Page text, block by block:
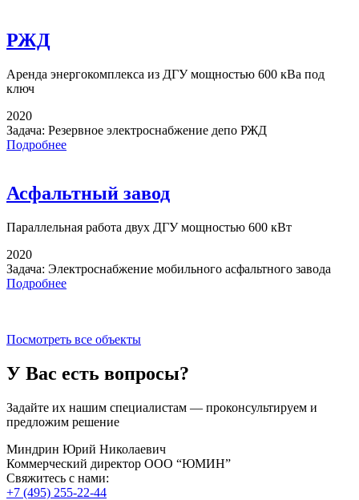
РЖД
Аренда энергокомплекса из ДГУ мощностью 600 кВа под
ключ
2020
Задача: Резервное электроснабжение депо РЖД
Подробнее
Асфальтный завод
Параллельная работа двух ДГУ мощностью 600 кВт
2020
Задача: Электроснабжение мобильного асфальтного завода
Подробнее
Посмотреть все объекты
У Вас есть вопросы?
Задайте их нашим специалистам — проконсультируем и
предложим решение
Миндрин Юрий Николаевич
Коммерческий директор ООО “ЮМИН”
Свяжитесь с нами:
+7 (495) 255-22-44